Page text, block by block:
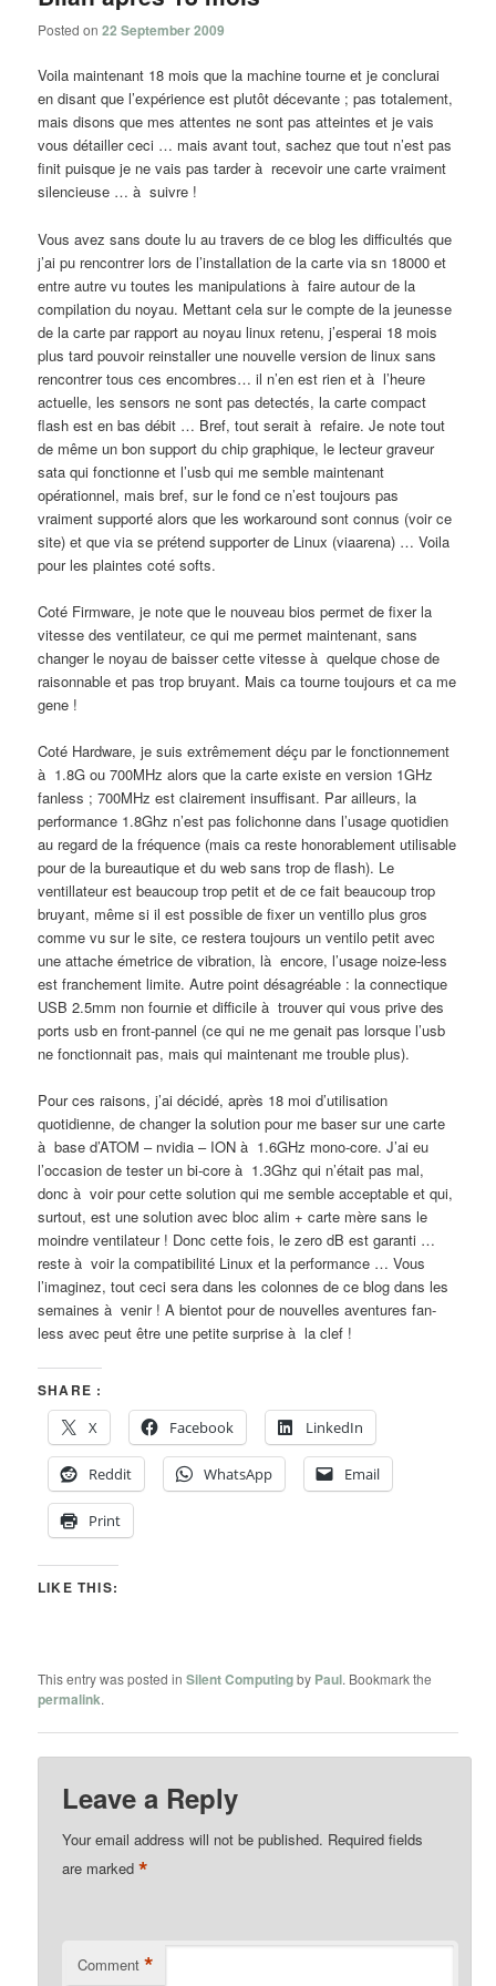
Posted on22 September 2009
Voila maintenant 18 mois que la machine tourne et je conclurai
en disant que l’expérience est plutôt décevante ; pas totalement,
mais disons que mes attentes ne sont pas atteintes et je vais
vous détailler ceci … mais avant tout, sachez que tout n’est pas
finit puisque je ne vais pas tarder à recevoir une carte vraiment
silencieuse … à suivre !
Vous avez sans doute lu au travers de ce blog les difficultés que
j’ai pu rencontrer lors de l’installation de la carte via sn 18000 et
entre autre vu toutes les manipulations à faire autour de la
compilation du noyau. Mettant cela sur le compte de la jeunesse
de la carte par rapport au noyau linux retenu, j’esperai 18 mois
plus tard pouvoir reinstaller une nouvelle version de linux sans
rencontrer tous ces encombres… il n’en est rien et à l’heure
actuelle, les sensors ne sont pas detectés, la carte compact
flash est en bas débit … Bref, tout serait à refaire. Je note tout
de même un bon support du chip graphique, le lecteur graveur
sata qui fonctionne et l’usb qui me semble maintenant
opérationnel, mais bref, sur le fond ce n’est toujours pas
vraiment supporté alors que les workaround sont connus (voir ce
site) et que via se prétend supporter de Linux (viaarena) … Voila
pour les plaintes coté softs.
Coté Firmware, je note que le nouveau bios permet de fixer la
vitesse des ventilateur, ce qui me permet maintenant, sans
changer le noyau de baisser cette vitesse à quelque chose de
raisonnable et pas trop bruyant. Mais ca tourne toujours et ca me
gene !
Coté Hardware, je suis extrêmement déçu par le fonctionnement
à 1.8G ou 700MHz alors que la carte existe en version 1GHz
fanless ; 700MHz est clairement insuffisant. Par ailleurs, la
performance 1.8Ghz n’est pas folichonne dans l’usage quotidien
au regard de la fréquence (mais ca reste honorablement utilisable
pour de la bureautique et du web sans trop de flash). Le
ventillateur est beaucoup trop petit et de ce fait beaucoup trop
bruyant, même si il est possible de fixer un ventillo plus gros
comme vu sur le site, ce restera toujours un ventilo petit avec
une attache émetrice de vibration, là encore, l’usage noize-less
est franchement limite. Autre point désagréable : la connectique
USB 2.5mm non fournie et difficile à trouver qui vous prive des
ports usb en front-pannel (ce qui ne me genait pas lorsque l’usb
ne fonctionnait pas, mais qui maintenant me trouble plus).
Pour ces raisons, j’ai décidé, après 18 moi d’utilisation
quotidienne, de changer la solution pour me baser sur une carte
à base d’ATOM – nvidia – ION à 1.6GHz mono-core. J’ai eu
l’occasion de tester un bi-core à 1.3Ghz qui n’était pas mal,
donc à voir pour cette solution qui me semble acceptable et qui,
surtout, est une solution avec bloc alim + carte mère sans le
moindre ventilateur ! Donc cette fois, le zero dB est garanti …
reste à voir la compatibilité Linux et la performance … Vous
l’imaginez, tout ceci sera dans les colonnes de ce blog dans les
semaines à venir ! A bientot pour de nouvelles aventures fan-
less avec peut être une petite surprise à la clef !
SHARE :
X
Facebook LinkedIn
Reddit WhatsApp Email
Print
LIKE THIS:
This entry was posted inSilent Computingby Paul. Bookmark the
permalink.
Leave a Reply
Your email address will not be published. Required fields
are marked*
Comment *